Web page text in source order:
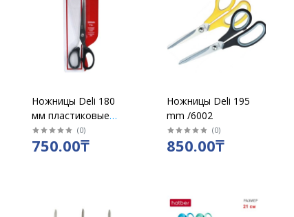
Ножницы Deli 180
мм пластиковые
ручки /6009
(0)
750.00₸
Ножницы Deli 195
mm /6002
(0)
850.00₸